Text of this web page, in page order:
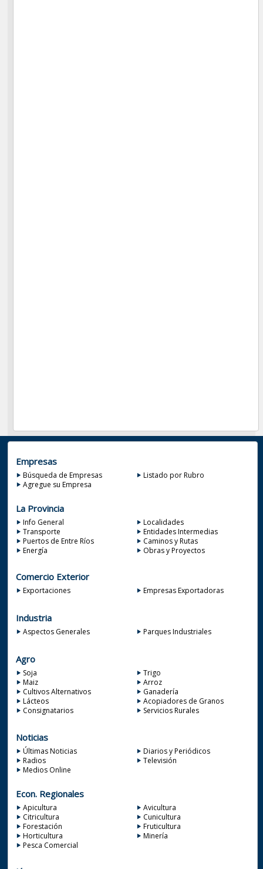
Empresas
Búsqueda de Empresas
Listado por Rubro
Agregue su Empresa
La Provincia
Info General
Localidades
Transporte
Entidades Intermedias
Puertos de Entre Ríos
Caminos y Rutas
Energía
Obras y Proyectos
Comercio Exterior
Exportaciones Empresas Exportadoras
Industria
Aspectos Generales Parques Industriales
Agro
Soja
Trigo
Maiz
Arroz
Cultivos Alternativos
Ganadería
Lácteos
Acopiadores de Granos
Consignatarios
Servicios Rurales
Noticias
Últimas Noticias
Diarios y Periódicos
Radios
Televisión
Medios Online
Econ. Regionales
Apicultura
Avicultura
Citricultura
Cunicultura
Forestación
Fruticultura
Horticultura
Minería
Pesca Comercial